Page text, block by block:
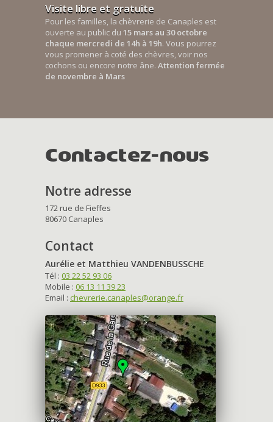
Visite libre et gratuite
Pour les familles, la chèvrerie de Canaples est
ouverte au public du 15 mars au 30 octobre
chaque mercredi de 14h à 19h. Vous pourrez
vous promener à coté des chèvres, voir nos
cochons ou encore notre âne. Attention fermée
de novembre à Mars
Contactez-nous
Notre adresse
172 rue de Fieffes
80670 Canaples
Contact
Aurélie et Matthieu VANDENBUSSCHE
Tél : 03 22 52 93 06
Mobile : 06 13 11 39 23
Email : chevrerie.canaples@orange.fr